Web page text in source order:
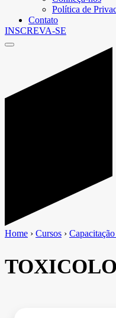
Política de
Contato
INSCREVA-SE
Home › Cursos ›